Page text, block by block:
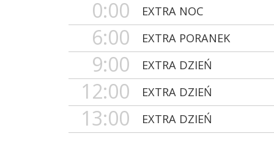
0:00 EXTRA NOC
6:00 EXTRA PORANEK
9:00 EXTRA DZIEŃ
12:00 EXTRA DZIEŃ
13:00 EXTRA DZIEŃ